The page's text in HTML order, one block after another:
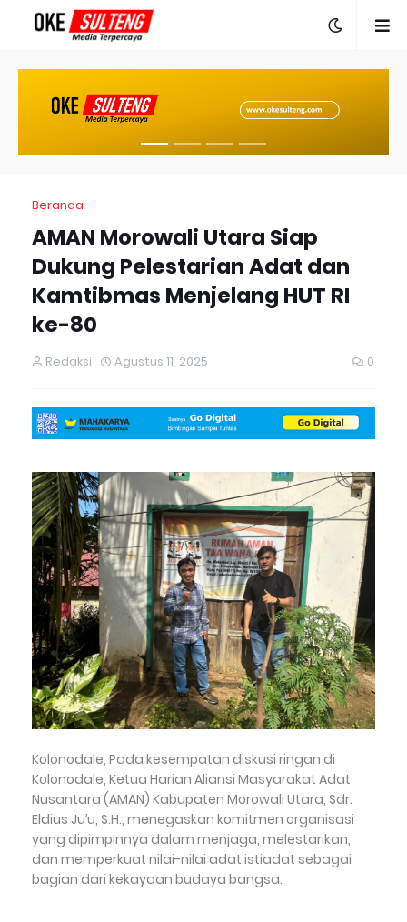
Beranda
AMAN Morowali Utara Siap
Dukung Pelestarian Adat dan
Kamtibmas Menjelang HUT RI
ke-80
Redaksi Agustus 11, 2025 0
Kolonodale, Pada kesempatan diskusi ringan di
Kolonodale, Ketua Harian Aliansi Masyarakat Adat
Nusantara (AMAN) Kabupaten Morowali Utara, Sdr.
Eldius Ju’u, S.H., menegaskan komitmen organisasi
yang dipimpinnya dalam menjaga, melestarikan,
dan memperkuat nilai-nilai adat istiadat sebagai
bagian dari kekayaan budaya bangsa.